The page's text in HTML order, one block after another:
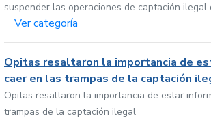
suspender las operaciones de captación
Ver categoría
Opitas resaltaron la importancia de
caer en las trampas de la captación
Opitas resaltaron la importancia de estar
trampas de la captación ilegal